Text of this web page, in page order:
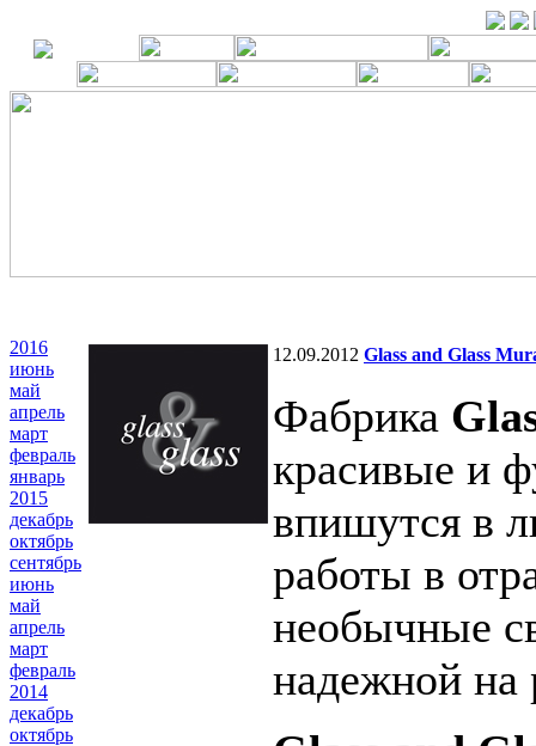
2016
июнь
май
апрель
март
февраль
январь
2015
декабрь
октябрь
сентябрь
июнь
май
апрель
март
февраль
2014
декабрь
октябрь
12.09.2012 Glass and Glass
Фабрика
красивые и
впишутся в
работы в
необычные
надежной на